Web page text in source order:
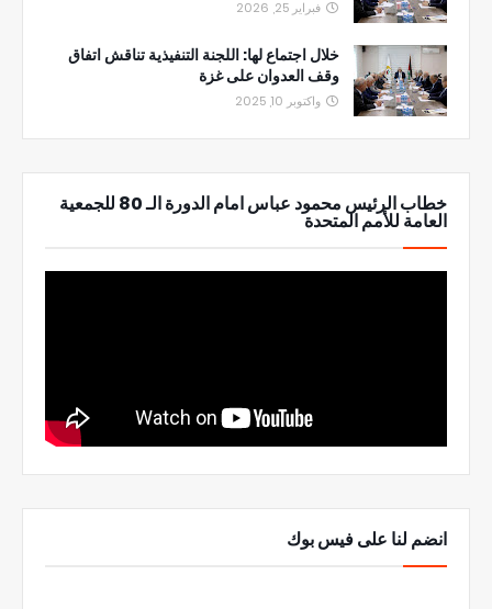
فبراير 25, 2026
خلال اجتماع لها: اللجنة التنفيذية تناقش اتفاق
وقف العدوان على غزة
واكتوبر 10, 2025
خطاب الرئيس محمود عباس امام الدورة الـ 80 للجمعية
العامة للأمم المتحدة
انضم لنا على فيس بوك